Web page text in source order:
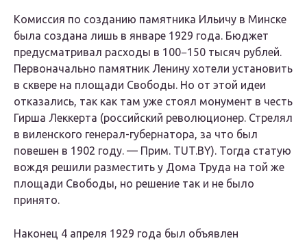
Комиссия по созданию памятника Ильичу в Минске
была создана лишь в январе 1929 года. Бюджет
предусматривал расходы в 100−150 тысяч рублей.
Первоначально памятник Ленину хотели установить
в сквере на площади Свободы. Но от этой идеи
отказались, так как там уже стоял монумент в честь
Гирша Леккерта (российский революционер. Стрелял
в виленского генерал-губернатора, за что был
повешен в 1902 году. — Прим. TUT.BY). Тогда статую
вождя решили разместить у Дома Труда на той же
площади Свободы, но решение так и не было
принято.
Наконец 4 апреля 1929 года был объявлен